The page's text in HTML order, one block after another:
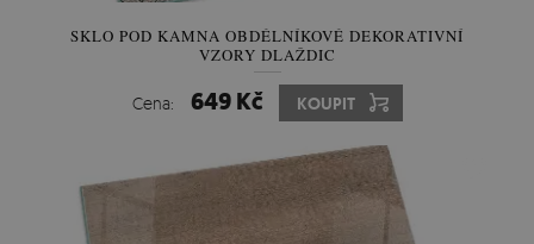
SKLO POD KAMNA OBDÉLNÍKOVÉ DEKORATIVNÍ
VZORY DLAŽDIC
Cena: 649 Kč KOUPIT